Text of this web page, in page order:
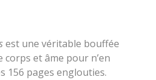
est une véritable bouffée
corps et âme pour n’en
156 pages englouties.